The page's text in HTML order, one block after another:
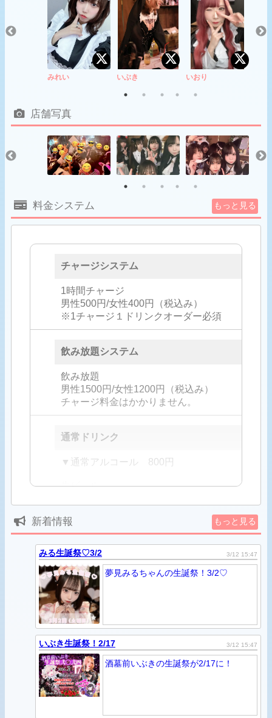
みれい いぶき いおり
店舗写真
料金システム もっと見る
チャージシステム
1時間チャージ
男性500円/女性400円（税込み）
※1チャージ１ドリンクオーダー必須
飲み放題システム
飲み放題
男性1500円/女性1200円（税込み）
チャージ料金はかかりません。
通常ドリンク
▼通常アルコール 800円
生ビール
梅酒
モスコミュール
スクリュードライバー
ジンバック
オレンジブロッサム
ジン
ウォッカ
▼通常ソフトドリンク 500円
コーラ
ジンジャーエール
アップルジュース
オレンジジュース
ウーロン茶
新着情報 もっと見る
みる生誕祭♡3/2 3/12 15:47
夢見みるちゃんの生誕祭！3/2♡
いぶき生誕祭！2/17 3/12 15:47
酒墓前いぶきの生誕祭が2/17に！